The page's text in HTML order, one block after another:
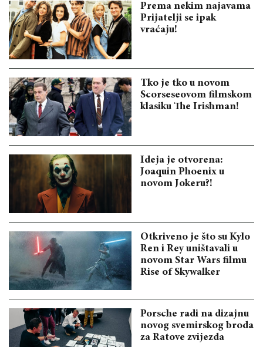
Prema nekim najavama
Prijatelji se ipak
vraćaju!
Tko je tko u novom
Scorseseovom filmskom
klasiku The Irishman!
Ideja je otvorena:
Joaquin Phoenix u
novom Jokeru?!
Otkriveno je što su Kylo
Ren i Rey uništavali u
novom Star Wars filmu
Rise of Skywalker
Porsche radi na dizajnu
novog svemirskog broda
za Ratove zvijezda